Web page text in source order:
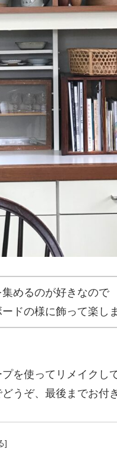
めるのが好きなので
ドの様に飾って楽し
を使ってリメイクし
うぞ、最後までお付